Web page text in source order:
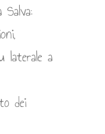
laterale a
dei